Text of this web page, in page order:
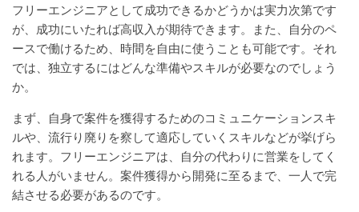
フリーエンジニアとして成功できるかどうかは実力次第です
が、成功にいたれば高収入が期待できます。また、自分のペ
ースで働けるため、時間を自由に使うことも可能です。それ
では、独立するにはどんな準備やスキルが必要なのでしょう
か。
まず、自身で案件を獲得するためのコミュニケーションスキ
ルや、流行り廃りを察して適応していくスキルなどが挙げら
れます。フリーエンジニアは、自分の代わりに営業をしてく
れる人がいません。案件獲得から開発に至るまで、一人で完
結させる必要があるのです。